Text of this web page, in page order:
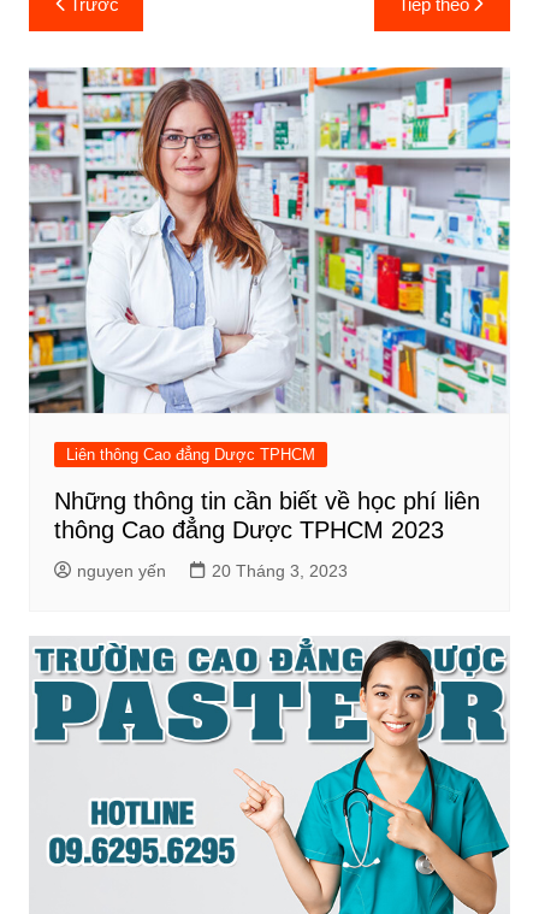
hướng
bài
viết
Trước Tiếp theo
Liên thông Cao đẳng Dược TPHCM
Những thông tin cần biết về học phí liên
thông Cao đẳng Dược TPHCM 2023
nguyen yến 20 Tháng 3, 2023